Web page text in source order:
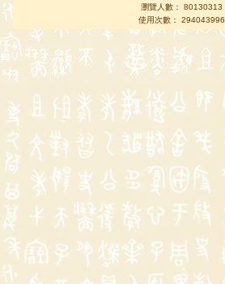
瀏覽人數： 80130313
使用次數： 294043996